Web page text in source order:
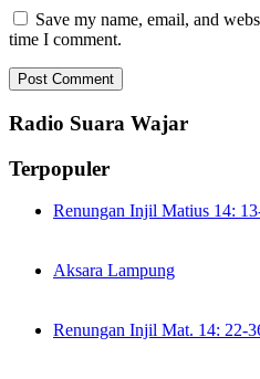
Save my name, email, and
time I comment.
Radio Suara Wajar
Terpopuler
Renungan Injil Matius 14:
Aksara Lampung
Renungan Injil Mat. 14: 22-